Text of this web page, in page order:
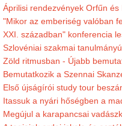
Áprilisi rendezvények Orfűn és
"Mikor az emberiség valóban
XXI. században" konferencia
Szlovéniai szakmai
Zöld ritmusban - Újabb
Bemutatkozik a Szennai
Első újságírói study tour
Itassuk a nyári hőségben a
Megújul a karapancsai